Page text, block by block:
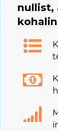
nullist,